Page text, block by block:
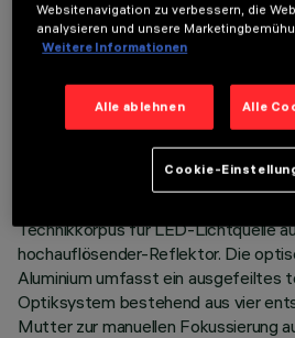
LETZTES UPDATE: 06.08.2026
Schwenkbare miniaturisierte
Strahler-Profiliervorrichtung in LEDs
3500K bestückt. Version kompatibel
125mm (12LED), komplett mit
Technikkorpus für LED-Lichtquelle
hochauflösender-Reflektor. Die
Aluminium umfasst ein ausgefeiltes
Optiksystem bestehend aus vier
Mutter zur manuellen Fokussierung
Websitenavigation zu verbessern, die
analysieren und unsere
Weitere Informationen
Alle ablehnen Alle
Cookie-